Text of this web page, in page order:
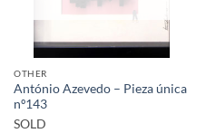
OTHER
António Azevedo – Pieza única
nº143
SOLD